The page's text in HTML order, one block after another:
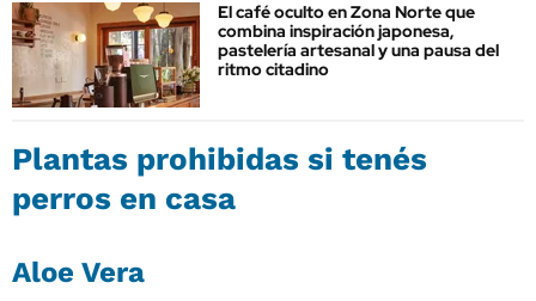
El café oculto en Zona Norte que
combina inspiración japonesa,
pastelería artesanal y una pausa del
ritmo citadino
Plantas prohibidas si tenés
perros en casa
Aloe Vera